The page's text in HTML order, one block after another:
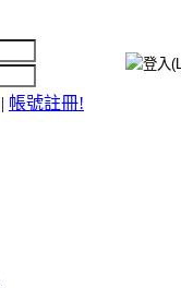
| 帳號註冊!